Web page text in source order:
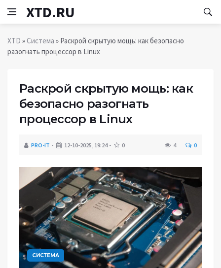
XTD.RU
XTD »Система » Раскрой скрытую мощь: как безопасно
разогнать процессор в Linux
Раскрой скрытую мощь: как
безопасно разогнать
процессор в Linux
PRO-IT 12-10-2025, 19:24 0 4 0
СИСТЕМА